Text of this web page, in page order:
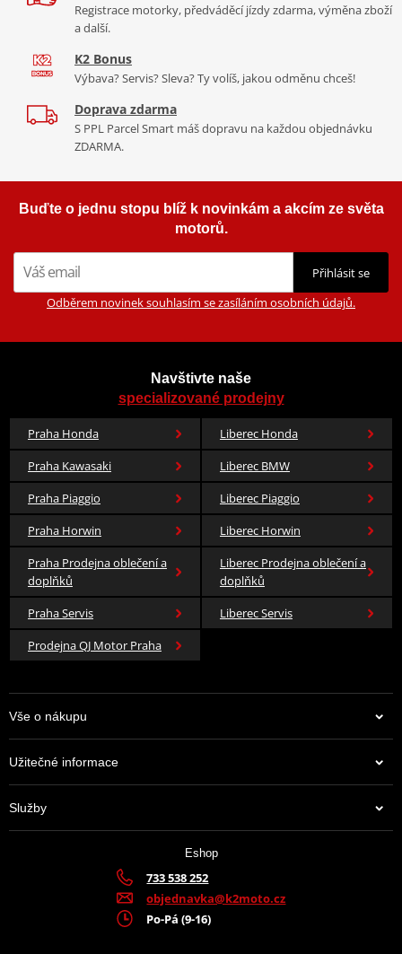
🛡️ Bezpečnostní prvky
skořepinovým chráničem
zvyšuje odolnost v případě
úchop řídítek, což snižuje
vyjížďkách.
Technické parametry:
✅Materiál:Směsová textilie (60 % polyuretan, 40 % polyester).
výztuhy.
Tabulka velikostí
Jak se změřit
Co když mi to nebude
Výrobce
gms
Barva
růžová
Materiál
polyester
1 990 Kč
545 Kč
Skladem u dodavatele
Registrace motorky, předváděcí jízdy zdarma, výměna zboží
a další.
K2 Bonus
Výbava? Servis? Sleva? Ty volíš, jakou odměnu chceš!
Doprava zdarma
S PPL Parcel Smart máš dopravu na každou objednávku
ZDARMA.
Buďte o jednu stopu blíž k novinkám a akcím ze světa
motorů.
Přihlásit se
Odběrem novinek souhlasím se zasíláním osobních údajů.
Navštivte naše
specializované prodejny
Praha Honda
Liberec Honda
Praha Kawasaki
Liberec BMW
Praha Piaggio
Liberec Piaggio
Praha Horwin
Liberec Horwin
Praha Prodejna oblečení a
doplňků
Liberec Prodejna oblečení a
doplňků
Praha Servis
Liberec Servis
Prodejna QJ Motor Praha
Vše o nákupu
Užitečné informace
Služby
Eshop
733 538 252
objednavka@k2moto.cz
Po-Pá (9-16)